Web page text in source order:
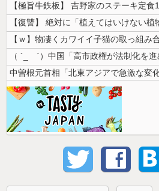
【ｗ】物凄くカワイイ子猫の取っ組み
中曽根元首相「北東アジアで急激な変